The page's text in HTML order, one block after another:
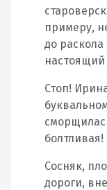
примеру,
до
Стоп!
болтливая!
Сосняк,
дороги,